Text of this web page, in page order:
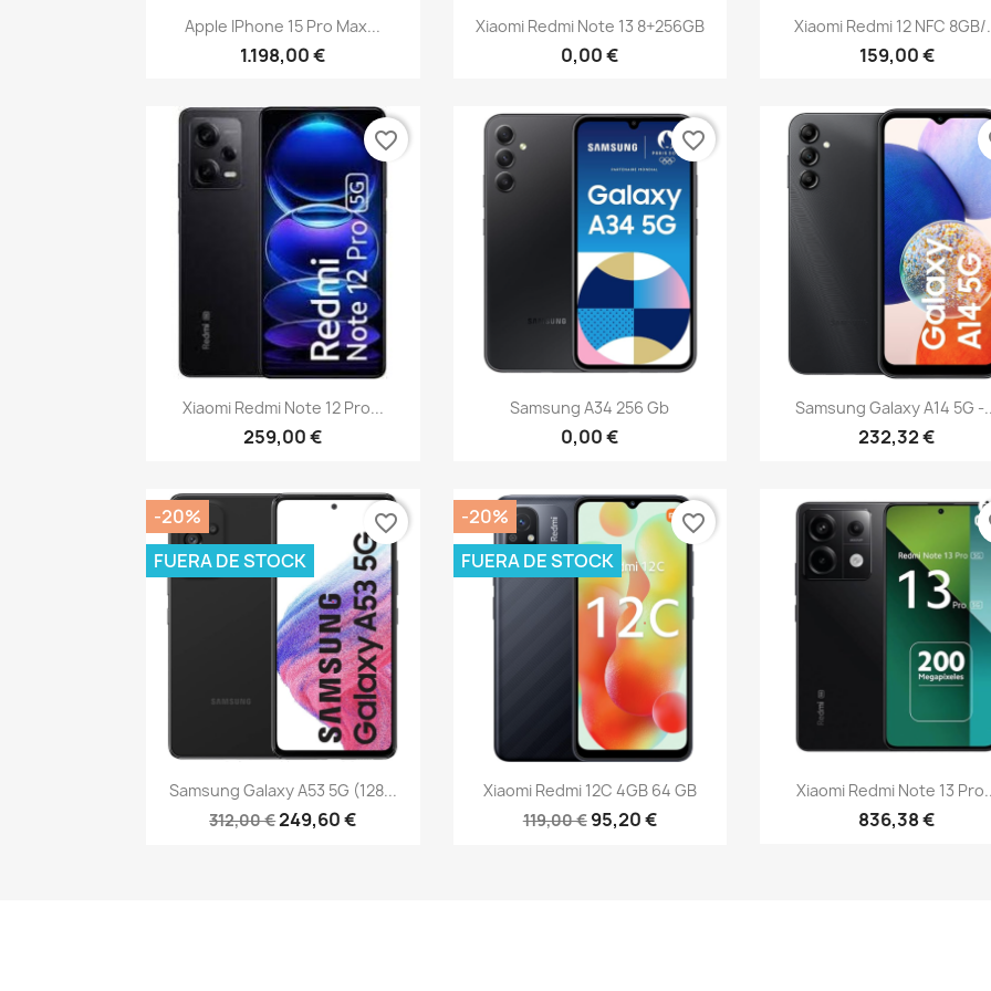
Vista rápida
Apple IPhone 15 Pro Max...
1.198,00 €
Vista rápida
Xiaomi Redmi Note 13 8+256GB
0,00 €
Vista rápida
Xiaomi Redmi 12 NFC 8GB/
159,00 €
Vista rápida
Xiaomi Redmi Note 12 Pro...
259,00 €
favorite_border
Vista rápida
Samsung A34 256 Gb
0,00 €
favorite_border
Vista rápida
Samsung Galaxy A14 5G -
232,32 €
Vista rápida
Samsung Galaxy A53 5G (128...
312,00 €249,60 €
-20%
FUERA DE STOCK
favorite_border
Vista rápida
Xiaomi Redmi 12C 4GB 64 GB
119,00 € 95,20 €
-20%
FUERA DE STOCK
favorite_border
Vista rápida
Xiaomi Redmi Note 13
836,38 €